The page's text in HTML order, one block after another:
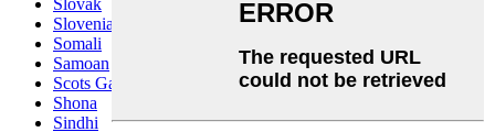
Slovak
Slovenian
Somali
Samoan
Scots Gaelic
Shona
Sindhi